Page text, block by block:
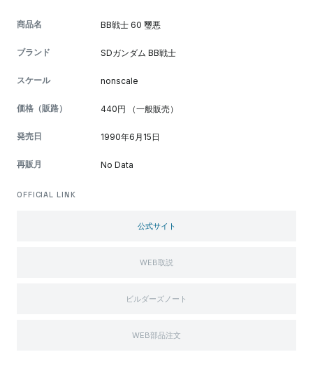
商品名 BB戦士 60 璽悪
ブランド SDガンダム BB戦士
スケール nonscale
価格（販路） 440円 （一般販売）
発売日 1990年6月15日
再販月 No Data
OFFICIAL LINK
公式サイト
WEB取説
ビルダーズノート
WEB部品注文